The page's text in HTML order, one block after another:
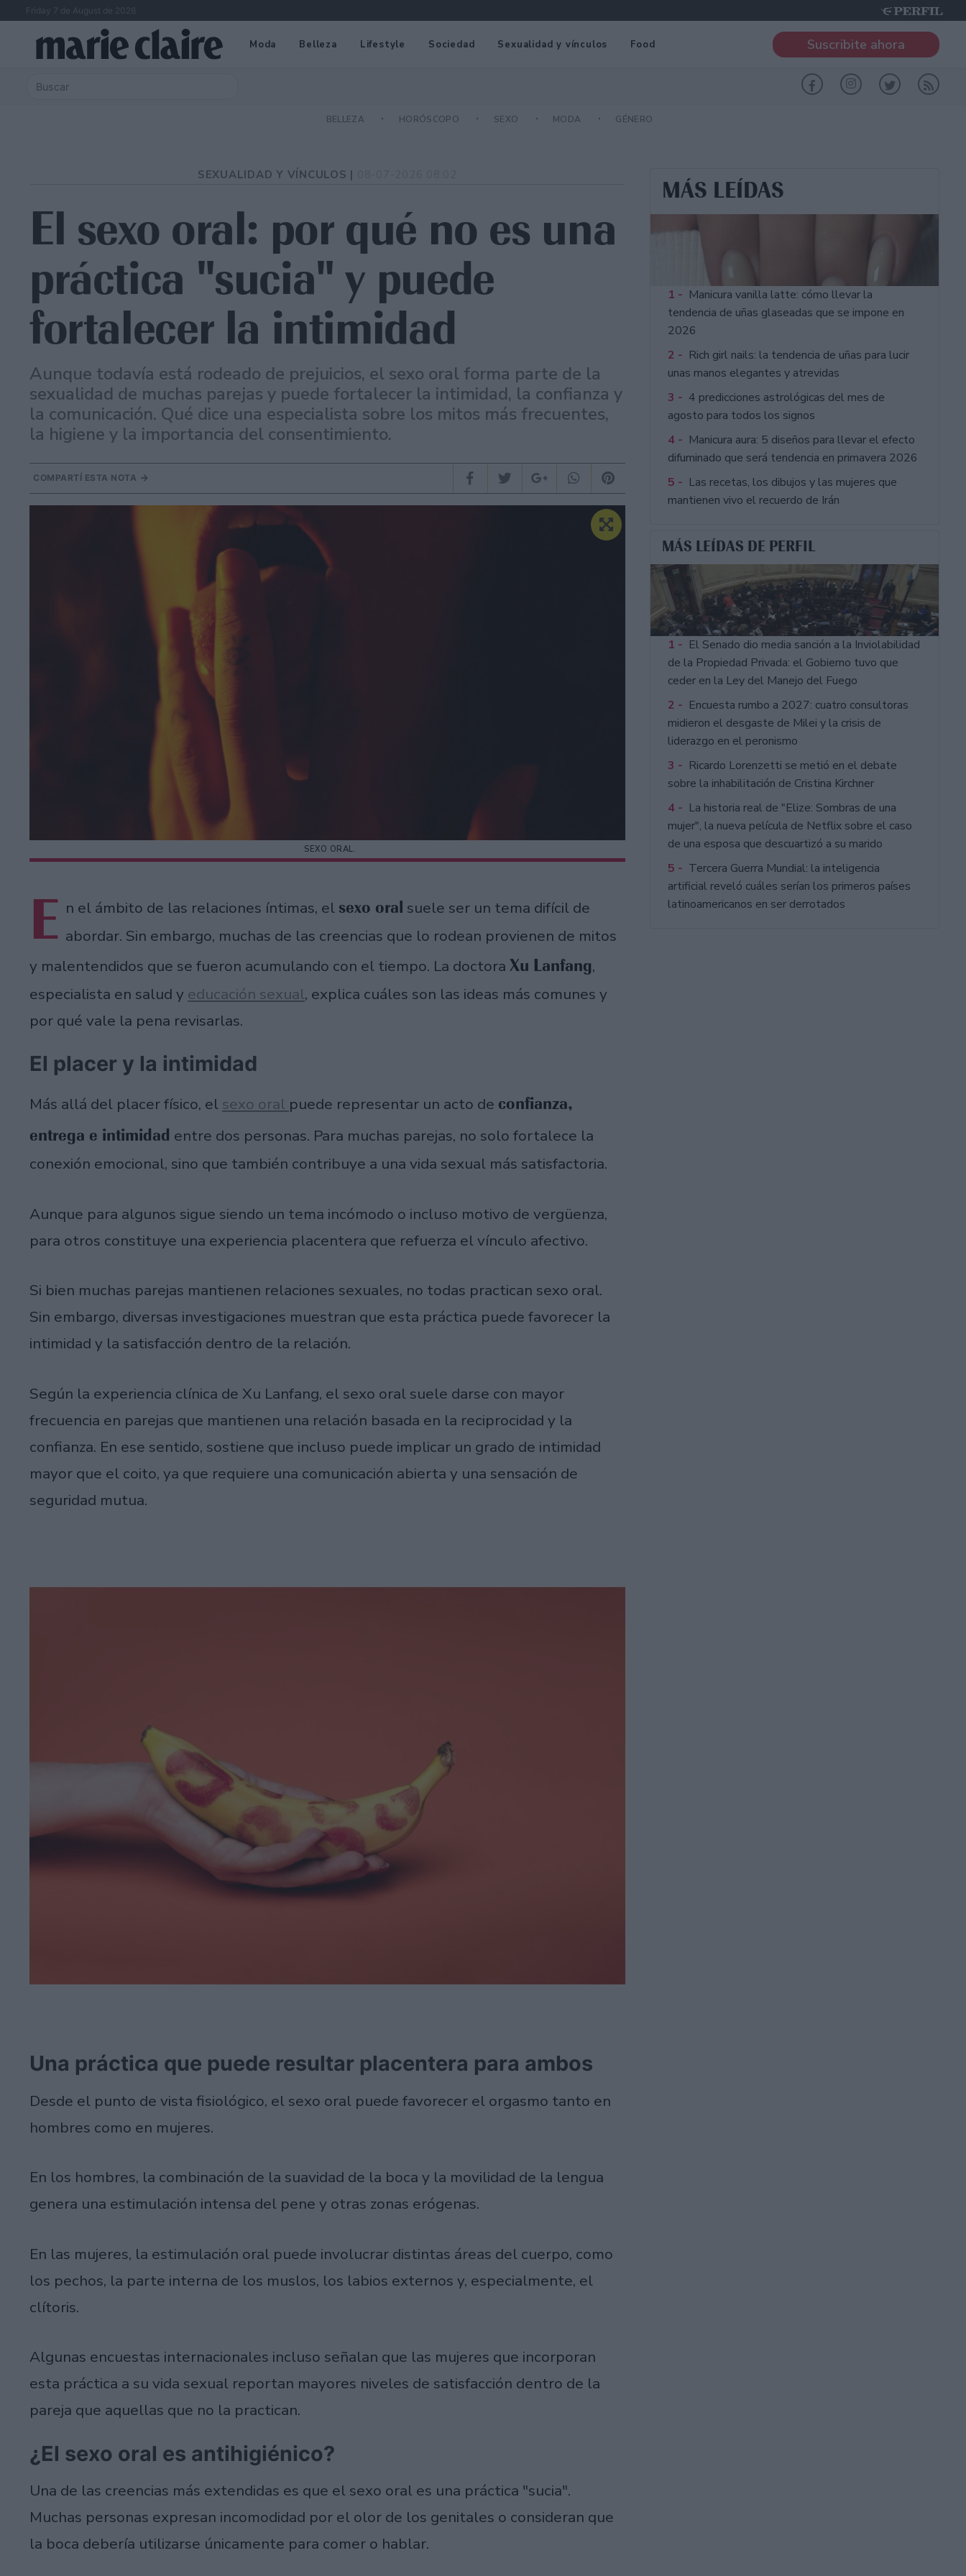
Friday 7 de August de 2026
Moda Belleza Lifestyle Sociedad Sexualidad y vínculos Food Suscribite ahora
BELLEZA HORÓSCOPO SEXO MODA GÉNERO
SEXUALIDAD Y VÍNCULOS |
El sexo oral: por qué no es una
práctica "sucia" y puede
fortalecer la intimidad
Aunque todavía está rodeado de prejuicios, el sexo oral forma parte de la
sexualidad de muchas parejas y puede fortalecer la intimidad, la confianza y
la comunicación. Qué dice una especialista sobre los mitos más frecuentes,
la higiene y la importancia del consentimiento.
COMPARTÍ ESTA NOTA
SEXO ORAL.
E n el ámbito de las relaciones íntimas, el sexo oral suele ser un tema difícil de
abordar. Sin embargo, muchas de las creencias que lo rodean provienen de mitos
y malentendidos que se fueron acumulando con el tiempo. La doctora Xu Lanfang,
especialista en salud y educación sexual, explica cuáles son las ideas más comunes y
por qué vale la pena revisarlas.
El placer y la intimidad
Más allá del placer físico, el sexo oral puede representar un acto de confianza,
entrega e intimidad entre dos personas. Para muchas parejas, no solo fortalece la
conexión emocional, sino que también contribuye a una vida sexual más satisfactoria.
Aunque para algunos sigue siendo un tema incómodo o incluso motivo de vergüenza,
para otros constituye una experiencia placentera que refuerza el vínculo afectivo.
Si bien muchas parejas mantienen relaciones sexuales, no todas practican sexo oral.
Sin embargo, diversas investigaciones muestran que esta práctica puede favorecer la
intimidad y la satisfacción dentro de la relación.
Según la experiencia clínica de Xu Lanfang, el sexo oral suele darse con mayor
frecuencia en parejas que mantienen una relación basada en la reciprocidad y la
confianza. En ese sentido, sostiene que incluso puede implicar un grado de intimidad
mayor que el coito, ya que requiere una comunicación abierta y una sensación de
seguridad mutua.
Una práctica que puede resultar placentera para ambos
Desde el punto de vista fisiológico, el sexo oral puede favorecer el orgasmo tanto en
hombres como en mujeres.
En los hombres, la combinación de la suavidad de la boca y la movilidad de la lengua
genera una estimulación intensa del pene y otras zonas erógenas.
En las mujeres, la estimulación oral puede involucrar distintas áreas del cuerpo, como
los pechos, la parte interna de los muslos, los labios externos y, especialmente, el
clítoris.
Algunas encuestas internacionales incluso señalan que las mujeres que incorporan
esta práctica a su vida sexual reportan mayores niveles de satisfacción dentro de la
pareja que aquellas que no la practican.
¿El sexo oral es antihigiénico?
Una de las creencias más extendidas es que el sexo oral es una práctica "sucia".
Muchas personas expresan incomodidad por el olor de los genitales o consideran que
la boca debería utilizarse únicamente para comer o hablar.
MÁS LEÍDAS
1 - Manicura vanilla latte: cómo llevar la
tendencia de uñas glaseadas que se impone en
2026
2 - Rich girl nails: la tendencia de uñas para lucir
unas manos elegantes y atrevidas
3 - 4 predicciones astrológicas del mes de
agosto para todos los signos
4 - Manicura aura: 5 diseños para llevar el efecto
difuminado que será tendencia en primavera 2026
5 - Las recetas, los dibujos y las mujeres que
mantienen vivo el recuerdo de Irán
MÁS LEÍDAS DE PERFIL
1 - El Senado dio media sanción a la Inviolabilidad
de la Propiedad Privada: el Gobierno tuvo que
ceder en la Ley del Manejo del Fuego
2 - Encuesta rumbo a 2027: cuatro consultoras
midieron el desgaste de Milei y la crisis de
liderazgo en el peronismo
3 - Ricardo Lorenzetti se metió en el debate
sobre la inhabilitación de Cristina Kirchner
4 - La historia real de "Elize: Sombras de una
mujer", la nueva película de Netflix sobre el caso
de una esposa que descuartizó a su marido
5 - Tercera Guerra Mundial: la inteligencia
artificial reveló cuáles serían los primeros países
latinoamericanos en ser derrotados